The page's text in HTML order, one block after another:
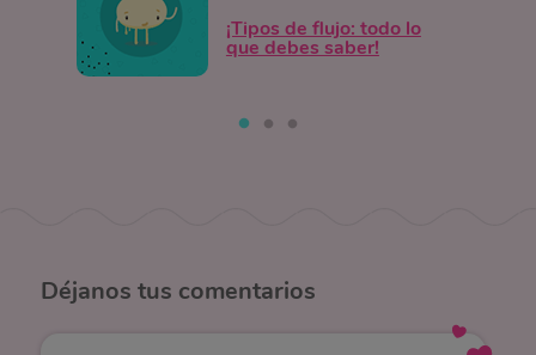
¡Tipos de flujo: todo lo
que debes saber!
Déjanos tus comentarios